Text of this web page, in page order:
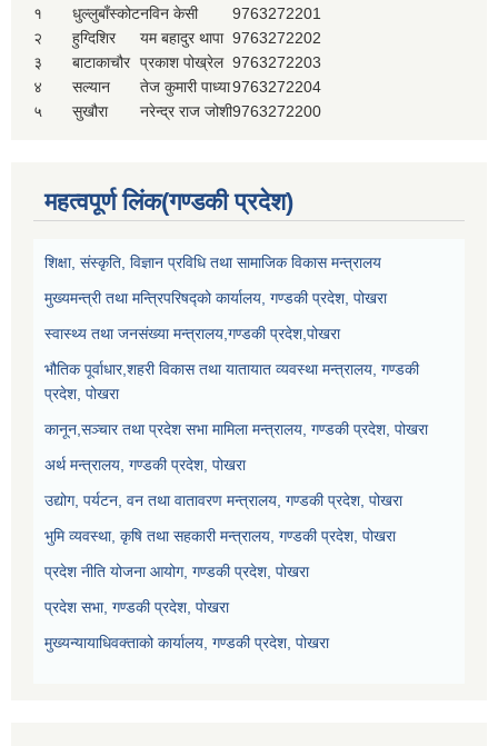
१
धुल्लुबाँस्कोटनविन केसी
9763272201
२
हुग्दिशिर यम बहादुर थापा 9763272202
३
बाटाकाचौर प्रकाश पोख्रेल 9763272203
४
सल्यान तेज कुमारी पाध्या9763272204
५
सुखौरा नरेन्द्र राज जोशी9763272200
महत्वपूर्ण लिंक(गण्डकी प्रदेश)
शिक्षा, संस्कृति, विज्ञान प्रविधि तथा सामाजिक विकास मन्त्रालय
मुख्यमन्त्री तथा मन्त्रिपरिषद्को कार्यालय, गण्डकी प्रदेश, पोखरा
स्वास्थ्य तथा जनसंख्या मन्त्रालय,गण्डकी प्रदेश,पोखरा
भौतिक पूर्वाधार,शहरी विकास तथा यातायात व्यवस्था मन्त्रालय, गण्डकी
प्रदेश, पोखरा
कानून,सञ्चार तथा प्रदेश सभा मामिला मन्त्रालय, गण्डकी प्रदेश, पोखरा
अर्थ मन्त्रालय, गण्डकी प्रदेश, पोखरा
उद्योग, पर्यटन, वन तथा वातावरण मन्त्रालय, गण्डकी प्रदेश, पोखरा
भुमि व्यवस्था, कृषि तथा सहकारी मन्त्रालय, गण्डकी प्रदेश, पोखरा
प्रदेश नीति योजना आयोग, गण्डकी प्रदेश, पोखरा
प्रदेश सभा, गण्डकी प्रदेश, पोखरा
मुख्यन्यायाधिवक्ताको कार्यालय, गण्डकी प्रदेश, पोखरा